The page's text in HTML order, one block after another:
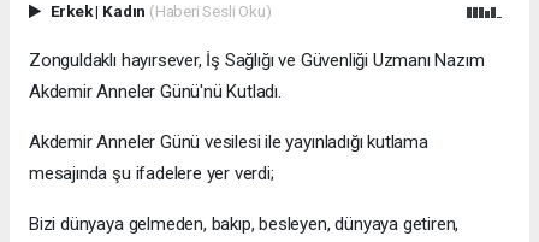
Erkek| Kadın (Haberi Sesli Oku)
Zonguldaklı hayırsever, İş Sağlığı ve Güvenliği Uzmanı Nazım
Akdemir Anneler Günü'nü Kutladı.
Akdemir Anneler Günü vesilesi ile yayınladığı kutlama
mesajında şu ifadelere yer verdi;
Bizi dünyaya gelmeden, bakıp, besleyen, dünyaya getiren,